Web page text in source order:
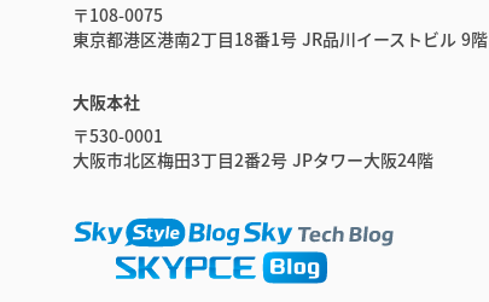
〒108-0075
東京都港区港南2丁目18番1号 JR品川イーストビル 9階
大阪本社
〒530-0001
大阪市北区梅田3丁目2番2号 JPタワー大阪24階